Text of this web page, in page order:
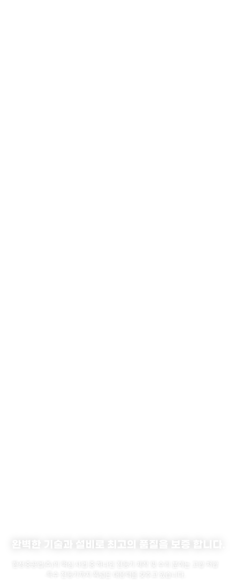
완벽한 기술과 설비로 최고의 품질을 보증 합니다.
한성중공업(주)의 핵심 사업 중 하나인 전동기 제작 및 수리 분야는 고압·저압
·특수 전동기까지 폭넓은 대응력을 갖추고 있습니다.